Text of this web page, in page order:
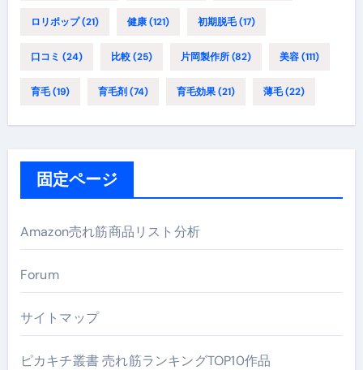
ロリポップ(21) 健康(121) 初期脱毛(17)
口コミ (24) 比較(25) 片岡製作所(82) 美容(111)
育毛(19) 育毛剤 (74) 育毛効果(21) 薄毛(22)
固定ページ
Amazon売れ筋商品リスト分析
Forum
サイトマップ
ピカキチ叢書 売れ筋ランキングTOP10作品